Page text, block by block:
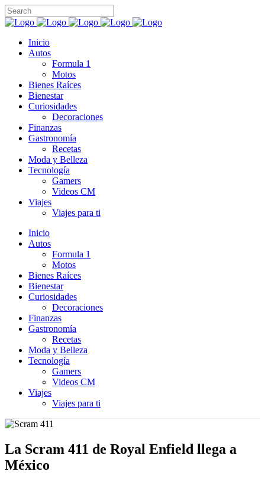
Inicio
Autos
Formula 1
Motos
Bienes Raíces
Bienestar
Curiosidades
Decoraciones
Finanzas
Gastronomía
Recetas
Moda y Belleza
Tecnología
Gamers
Videos CM
Viajes
Viajes para ti
Inicio
Autos
Formula 1
Motos
Bienes Raíces
Bienestar
Curiosidades
Decoraciones
Finanzas
Gastronomía
Recetas
Moda y Belleza
Tecnología
Gamers
Videos CM
Viajes
Viajes para ti
La Scram 411 de Royal Enfield llega a
México